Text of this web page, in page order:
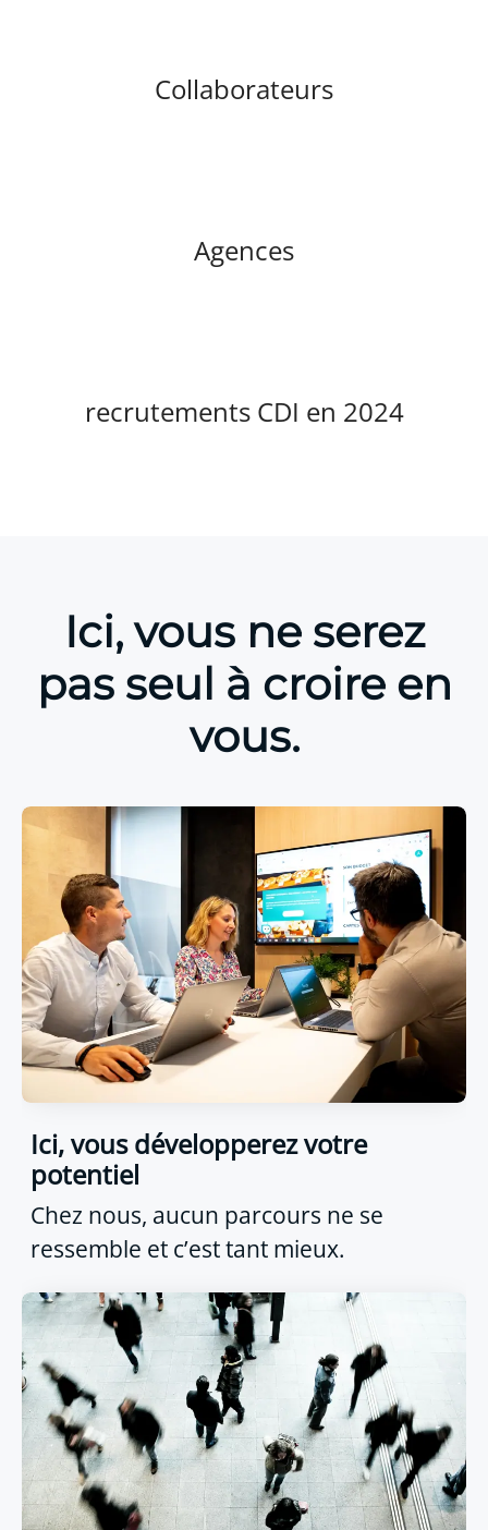
Collaborateurs
Agences
recrutements CDI en 2024
Ici, vous ne serez
pas seul à croire en
vous.
Ici, vous développerez votre
potentiel
Chez nous, aucun parcours ne se
ressemble et c’est tant mieux.